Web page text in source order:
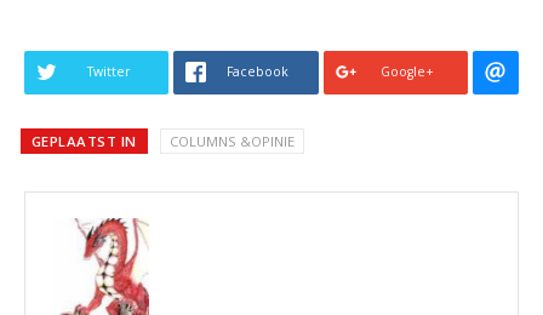
Twitter Facebook Google+
GEPLAATST IN COLUMNS &OPINIE